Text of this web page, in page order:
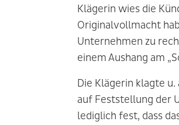
Klägerin wies die
Originalvollmacht
Unternehmen zu
einem Aushang am
Die Klägerin klagte
auf Feststellung der
lediglich fest, dass